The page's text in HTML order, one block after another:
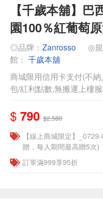
【千歲本舖】
園100％紅葡萄
◎品牌： Zanrosso ◎
館： 千歲本舖
商城限用信用卡支付(不
包/紅利點數,無搬運上樓
$ 790 $2,580
【線上商城限定】
贈，每人期間最高贈5次)
訂單滿999享95折